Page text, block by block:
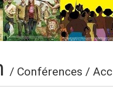
/ Conférences /